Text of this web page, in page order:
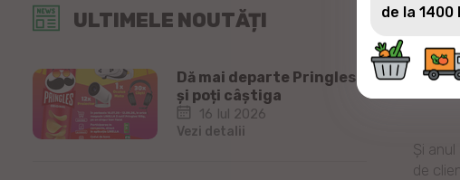
ULTIMELE NOUTĂȚI
Dă mai departe Pringles
și poți câștiga
16 Iul 2026
Vezi detalii
Peste
Și
de
de la